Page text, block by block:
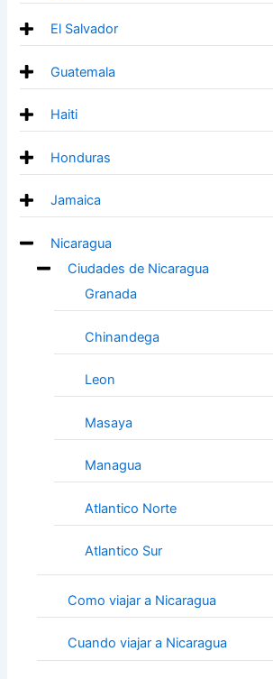
El Salvador
Guatemala
Haiti
Honduras
Jamaica
Nicaragua
Ciudades de Nicaragua
Granada
Chinandega
Leon
Masaya
Managua
Atlantico Norte
Atlantico Sur
Como viajar a Nicaragua
Cuando viajar a Nicaragua